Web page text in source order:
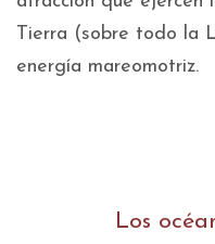
Tierra (sobre todo la
energía mareomotriz.
Los